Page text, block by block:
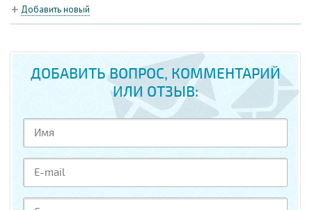
Добавить новый
ДОБАВИТЬ ВОПРОС, КОММЕНТАРИЙ
ИЛИ ОТЗЫВ: